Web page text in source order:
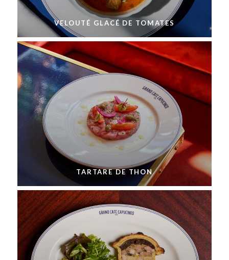
VELOUTÉ GLACÉ DE TOMATES
TARTARE DE THON